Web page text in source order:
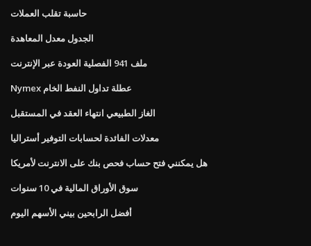
حاسبة تقلب العملات
الجدول معدل المعاهدة
ملف 941 الفصلية العودة عبر الإنترنت
Nymex عطلة تداول النفط الخام
الغاز الطبيعي انتهاء العقد في المستقبل
معدلات الفائدة لحسابات التوفير أستراليا
هل يمكنني فتح حساب فحص بنك على الانترنت لأمريكا
سوق الأوراق المالية في 10 سنوات
أفضل الرابحين بيني الأسهم اليوم